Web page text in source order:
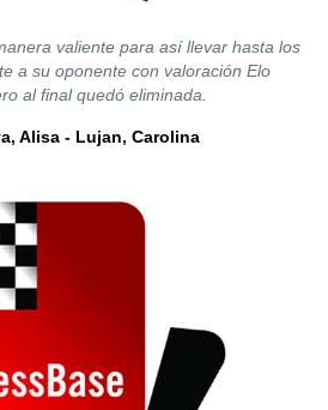
valiente para así llevar hasta los
a su oponente con valoración Elo
al final quedó eliminada.
Alisa - Lujan, Carolina